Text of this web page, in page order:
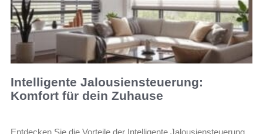
Intelligente Jalousiensteuerung:
Komfort für dein Zuhause
Entdecken Sie die Vorteile der Intelligente Jalousiensteuerung